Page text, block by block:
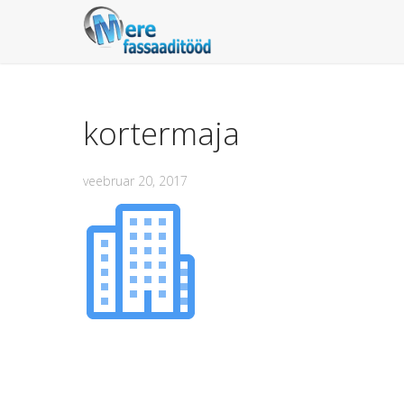
kortermaja
veebruar 20, 2017